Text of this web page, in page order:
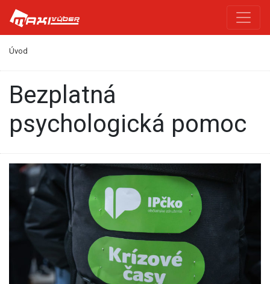
Úvod
bezplatná
psychologická pomoc